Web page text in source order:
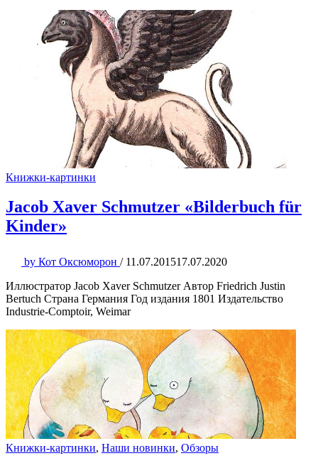
Книжки-картинки
Jacob Xaver Schmutzer «Bilderbuch für
Kinder»
by Кот Оксюморон / 11.07.201517.07.2020
Иллюстратор Jacob Xaver Schmutzer Автор Friedrich Justin
Bertuch Страна Германия Год издания 1801 Издательство
Industrie-Comptoir, Weimar
Книжки-картинки, Наши новинки, Обзоры